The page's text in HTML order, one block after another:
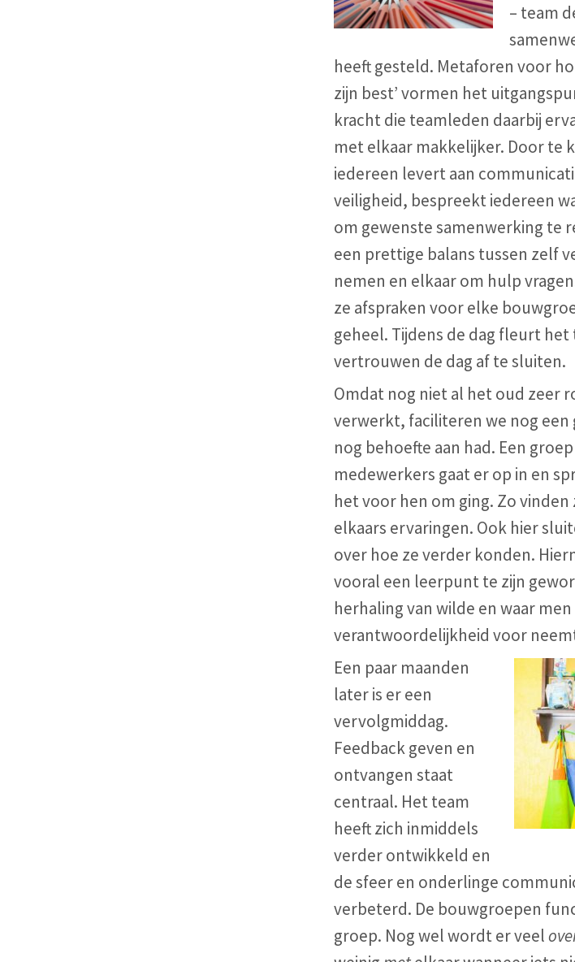
– team
heeft gesteld. Metaforen voor
zijn best’ vormen het
kracht die teamleden daarbij
met elkaar makkelijker. Door te
iedereen levert aan
veiligheid, bespreekt iedereen
om gewenste samenwerking te
een prettige balans tussen zelf
nemen en elkaar om hulp
ze afspraken voor elke
geheel. Tijdens de dag fleurt
vertrouwen de dag af te sluiten.
Omdat nog niet al het oud zeer
verwerkt, faciliteren we nog een
nog behoefte aan had. Een
medewerkers gaat er op in en
het voor hen om ging. Zo
elkaars ervaringen. Ook hier
over hoe ze verder konden.
vooral een leerpunt te zijn
herhaling van wilde en waar men
verantwoordelijkheid voor
Een paar maanden
later is er een
vervolgmiddag.
Feedback geven en
ontvangen staat
centraal. Het team
heeft zich inmiddels
verder ontwikkeld en
de sfeer en onderlinge
verbeterd. De bouwgroepen
groep. Nog wel wordt er veel